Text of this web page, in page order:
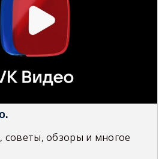
обзоры и многое